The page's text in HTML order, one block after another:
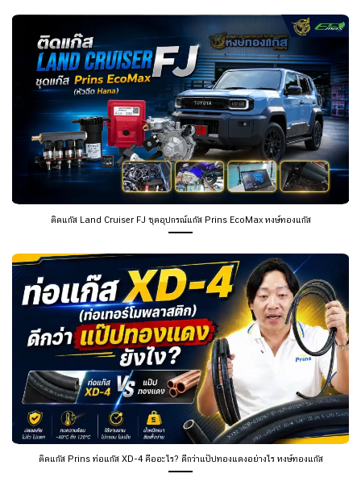
ติดแก๊ส Land Cruiser FJ ชุดอุปกรณ์แก๊ส Prins EcoMax หงษ์ทองแก๊ส
ติดแก๊ส Prins ท่อแก๊ส XD-4 คืออะไร? ดีกว่าแป๊ปทองแดงอย่างไร หงษ์ทองแก๊ส